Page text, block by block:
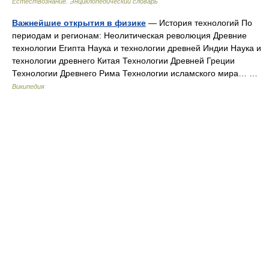
Важнейшие открытия в физике — История технологий По
периодам и регионам: Неолитическая революция Древние
технологии Египта Наука и технологии древней Индии Наука и
технологии древнего Китая Технологии Древней Греции
Технологии Древнего Рима Технологии исламского мира… …
Википедия